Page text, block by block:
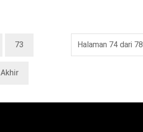
Halaman 74 dari 78
73
Akhir